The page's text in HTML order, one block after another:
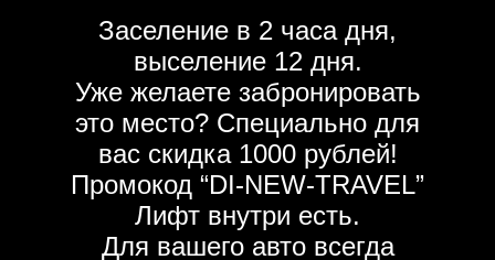
Заселение в 2 часа дня,
выселение 12 дня.
Уже желаете забронировать
это место? Специально для
вас скидка 1000 рублей!
Промокод “DI-NEW-TRAVEL”
Лифт внутри есть.
Для вашего авто всегда